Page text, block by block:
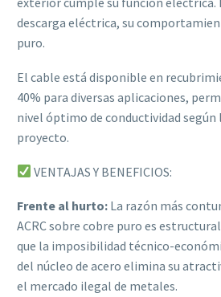
descarga eléctrica, su
puro.
El cable está disponible en
40% para diversas aplicaciones,
nivel óptimo de conductividad
proyecto.
VENTAJAS Y BENEFICIOS:
Frente al hurto: La razón más
ACRC sobre cobre puro es
que la imposibilidad técnico-
del núcleo de acero elimina su
el mercado ilegal de metales.